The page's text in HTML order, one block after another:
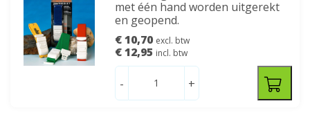
met één hand worden uitgerekt
en geopend.
€ 10,70 excl. btw
€ 12,95 incl. btw
- +